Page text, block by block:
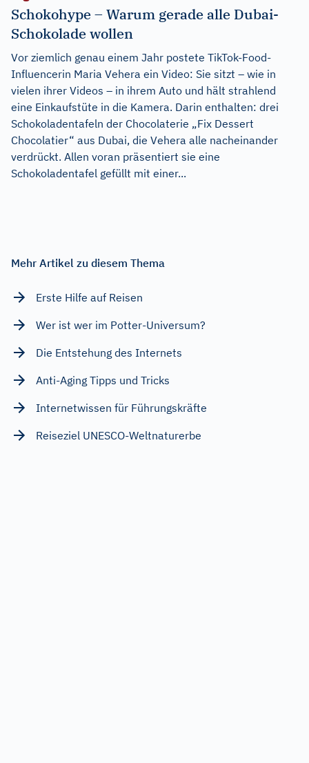
Schokohype – Warum gerade alle Dubai-
Schokolade wollen
Vor ziemlich genau einem Jahr postete TikTok-Food-
Influencerin Maria Vehera ein Video: Sie sitzt – wie in
vielen ihrer Videos – in ihrem Auto und hält strahlend
eine Einkaufstüte in die Kamera. Darin enthalten: drei
Schokoladentafeln der Chocolaterie „Fix Dessert
Chocolatier“ aus Dubai, die Vehera alle nacheinander
verdrückt. Allen voran präsentiert sie eine
Schokoladentafel gefüllt mit einer...
Mehr Artikel zu diesem Thema
Erste Hilfe auf Reisen
Wer ist wer im Potter-Universum?
Die Entstehung des Internets
Anti-Aging Tipps und Tricks
Internetwissen für Führungskräfte
Reiseziel UNESCO-Weltnaturerbe